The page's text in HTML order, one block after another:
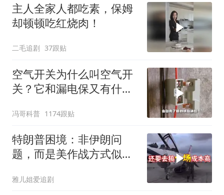
主人全家人都吃素，保姆
却顿顿吃红烧肉！
二毛追剧 37跟贴
空气开关为什么叫空气开
关？它和漏电保又有什么
冯哥科普 1174跟贴
特朗普困境：非伊朗问
题，而是美作战方式似苏
雅儿姐爱追剧